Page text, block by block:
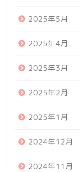
2025年5月
2025年4月
2025年3月
2025年2月
2025年1月
2024年12月
2024年11月